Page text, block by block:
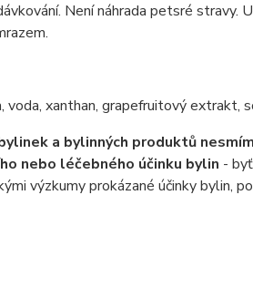
Není náhrada petsré
xanthan, grapefruitový extrakt,
a bylinných produktů
nebo léčebného účinku bylin -
výzkumy prokázané účinky bylin,